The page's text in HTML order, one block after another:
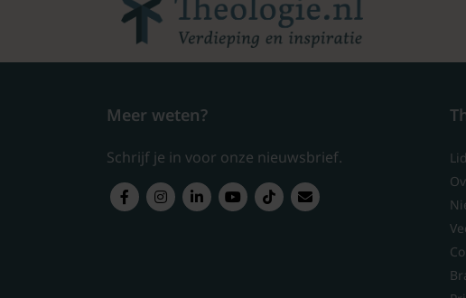
Meer weten?
Schrijf je in voor onze nieuwsbrief.